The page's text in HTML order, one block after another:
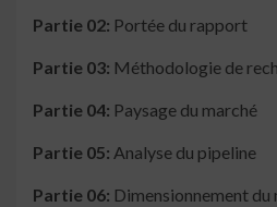
Partie 02: Portée du rapport
Partie 03: Méthodologie de
Partie 04: Paysage du marché
Partie 05: Analyse du pipeline
Partie 06: Dimensionnement du